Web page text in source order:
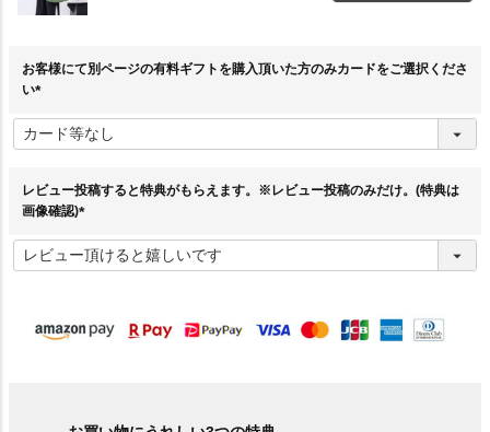
お客様にて別ページの有料ギフトを購入頂いた方のみカードをご選択くださ
い
必
須
レビュー投稿すると特典がもらえます。※レビュー投稿のみだけ。(特典は
画像確認)
必
須